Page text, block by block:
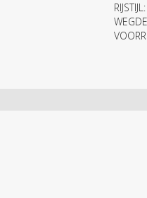
RIJSTIJL: